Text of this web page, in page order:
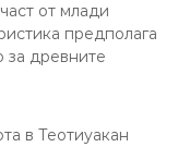
от млади
предполага
за древните
в Теотиуакан